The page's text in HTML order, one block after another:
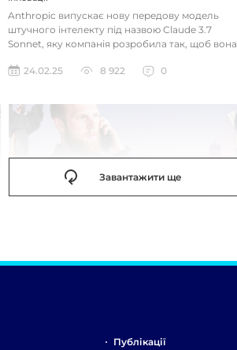
Anthropic випускає нову передову модель
штучного інтелекту під назвою Claude 3.7
Sonnet, яку компанія розробила так, щоб вона
24.02.25
8 922 0
Завантажити ще
Публікації